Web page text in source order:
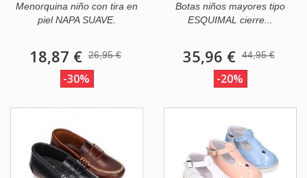
Menorquina niño con tira en
piel NAPA SUAVE.
18,87 € 26,95 €
-30%
Botas niños mayores tipo
ESQUIMAL cierre...
35,96 € 44,95 €
-20%